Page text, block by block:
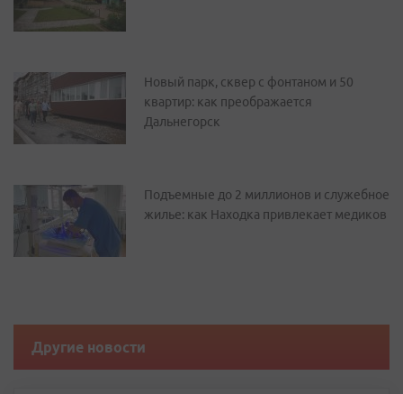
Новый парк, сквер с фонтаном и 50
квартир: как преображается
Дальнегорск
Подъемные до 2 миллионов и служебное
жилье: как Находка привлекает медиков
Другие новости